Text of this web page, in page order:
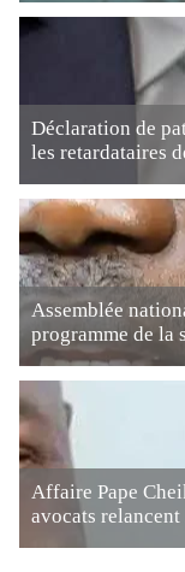
Déclaration de
les retardataires
Assemblée
programme de la
Affaire Pape
avocats